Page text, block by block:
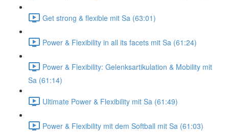
Get strong & flexible mit Sa (63:01)
Power & Flexibility in all its facets mit Sa (61:24)
Power & Flexibility: Gelenksartikulation & Mobility mit
Sa (61:14)
Ultimate Power & Flexibility mit Sa (61:49)
Power & Flexibility mit dem Softball mit Sa (61:03)